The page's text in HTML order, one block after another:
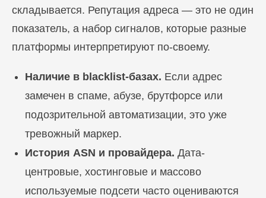
складывается. Репутация адреса — это не один
показатель, а набор сигналов, которые разные
платформы интерпретируют по-своему.
Наличие в blacklist-базах. Если адрес
замечен в спаме, абузе, брутфорсе или
подозрительной автоматизации, это уже
тревожный маркер.
История ASN и провайдера. Дата-
центровые, хостинговые и массово
используемые подсети часто оцениваются